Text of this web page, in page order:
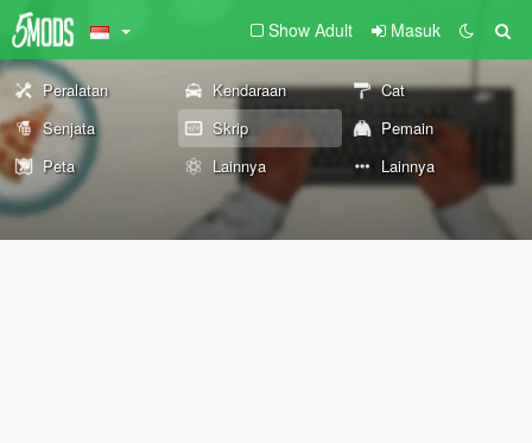
Show Adult Masuk
Peralatan Kendaraan
Cat
Senjata
Skrip
Pemain
Peta
Lainnya Lainnya